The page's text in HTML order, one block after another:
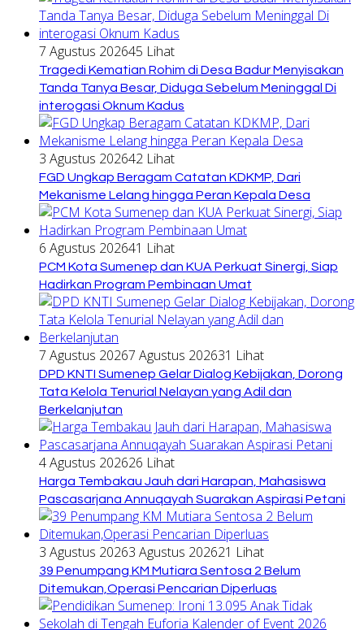
7 Agustus 202645 Lihat
Tragedi Kematian Rohim di Desa Badur Menyisakan
Tanda Tanya Besar, Diduga Sebelum Meninggal Di
interogasi Oknum Kadus
3 Agustus 202642 Lihat
FGD Ungkap Beragam Catatan KDKMP, Dari
Mekanisme Lelang hingga Peran Kepala Desa
6 Agustus 202641 Lihat
PCM Kota Sumenep dan KUA Perkuat Sinergi, Siap
Hadirkan Program Pembinaan Umat
7 Agustus 20267 Agustus 202631 Lihat
DPD KNTI Sumenep Gelar Dialog Kebijakan, Dorong
Tata Kelola Tenurial Nelayan yang Adil dan
Berkelanjutan
4 Agustus 202626 Lihat
Harga Tembakau Jauh dari Harapan, Mahasiswa
Pascasarjana Annuqayah Suarakan Aspirasi Petani
3 Agustus 20263 Agustus 202621 Lihat
39 Penumpang KM Mutiara Sentosa 2 Belum
Ditemukan,Operasi Pencarian Diperluas